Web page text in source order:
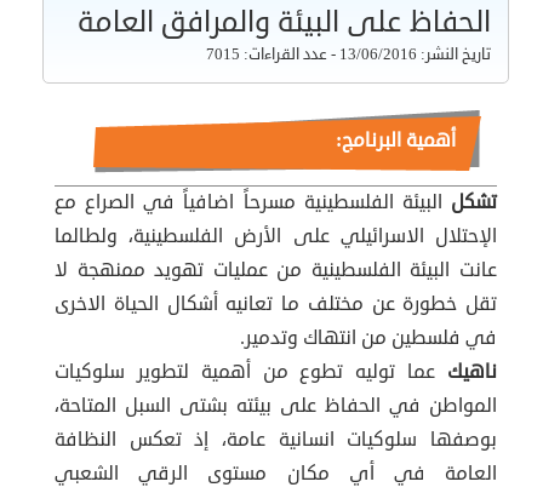
الحفاظ على البيئة والمرافق العامة
تاريخ النشر: 13/06/2016 - عدد القراءات: 7015
أهمية البرنامج:
تشكل البيئة الفلسطينية مسرحاً اضافياً في الصراع مع
الإحتلال الاسرائيلي على الأرض الفلسطينية، ولطالما
عانت البيئة الفلسطينية من عمليات تهويد ممنهجة لا
تقل خطورة عن مختلف ما تعانيه أشكال الحياة الاخرى
في فلسطين من انتهاك وتدمير.
ناهيك عما توليه تطوع من أهمية لتطوير سلوكيات
المواطن في الحفاظ على بيئته بشتى السبل المتاحة،
بوصفها سلوكيات انسانية عامة، إذ تعكس النظافة
العامة في أي مكان مستوى الرقي الشعبي